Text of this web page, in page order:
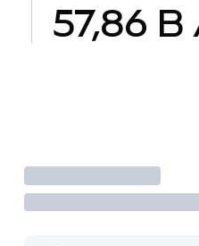
57,86 B
İşlem Yap